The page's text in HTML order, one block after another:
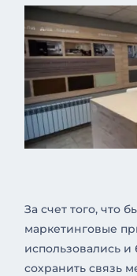
За счет того, что
маркетинговые
использовались
сохранить связь